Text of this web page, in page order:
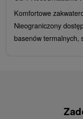
Komfortowe
Nieograniczony
basenów termalnych,